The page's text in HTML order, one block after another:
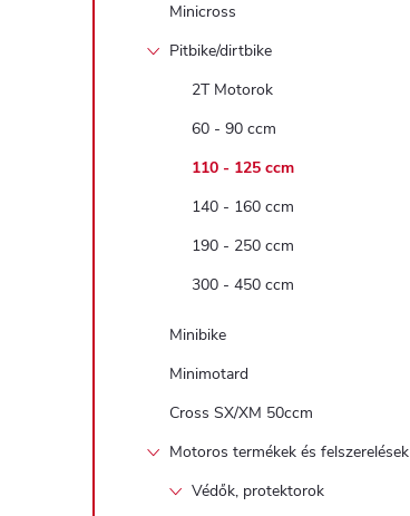
Minicross
Pitbike/dirtbike
2T Motorok
60 - 90 ccm
110 - 125 ccm
140 - 160 ccm
190 - 250 ccm
300 - 450 ccm
Minibike
Minimotard
Cross SX/XM 50ccm
Motoros termékek és felszerelések
Védők, protektorok